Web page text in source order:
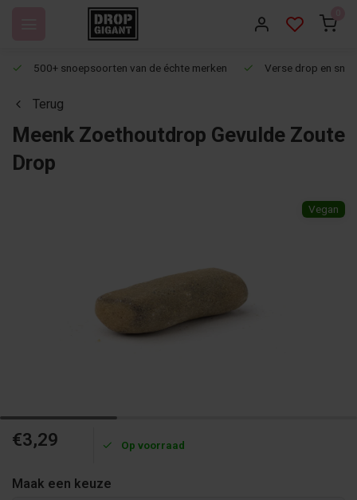
500+ snoepsoorten van de échte merken Verse drop en
Terug
Meenk Zoethoutdrop Gevulde Zoute
Drop
Vegan
€3,29 Op voorraad
Maak een keuze